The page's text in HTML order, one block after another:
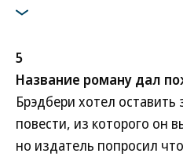
5
Название роману дал
Брэдбери хотел
повести, из которого
но издатель попросил